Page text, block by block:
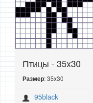
Птицы - 35x30
Размер: 35x30
95black